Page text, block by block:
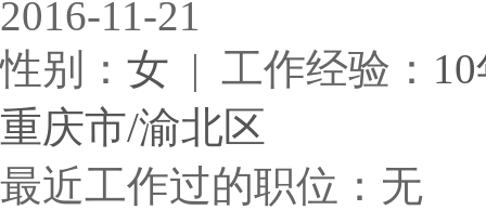
2016-11-21
性别： 女 | 工作经验：
重庆市/渝北区
最近工作过的职位：无